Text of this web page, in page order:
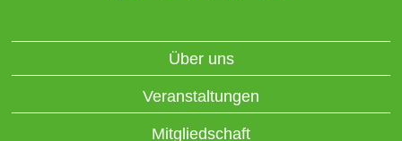
Über uns
Veranstaltungen
Mitgliedschaft